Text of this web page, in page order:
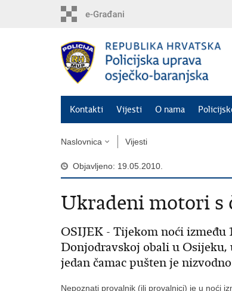
Kontakti Vijesti O nama
Naslovnica Vijesti
Objavljeno: 19.05.2010.
Ukradeni motori s
OSIJEK - Tijekom noći između
Donjodravskoj obali u Osijeku,
jedan čamac pušten je
Nepoznati provalnik (ili provalnici) je u noći